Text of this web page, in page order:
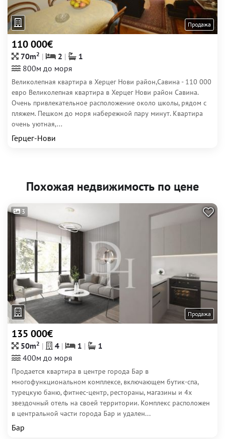
Продажа
110 000€
70m2 2
1
800м до моря
Великолепная квартира в Херцег Нови район,Савина - 110 000
евро Великолепная квартира в Херцег Нови район Савина.
Очень привлекательное расположение около школы, рядом с
пляжем. Пешком до моря набережной пару минут. Квартира
очень уютная,...
Герцег-Нови
Похожая недвижимость по цене
3
Продажа
135 000€
50m2 4 1
1
400м до моря
Продается квартира в центре города Бар в
многофункциональном комплексе, включающем бутик-спа,
турецкую баню, фитнес-центр, рестораны, магазины и 4х
звездочный отель на своей территории. Комплекс расположен
в центральной части города Бар и удален...
Бар